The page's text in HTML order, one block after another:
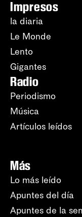
Impresos
la diaria
Le Monde
Lento
Gigantes
Radio
Periodismo
Música
Artículos leídos
Más
Lo más leído
Apuntes del día
Apuntes de la